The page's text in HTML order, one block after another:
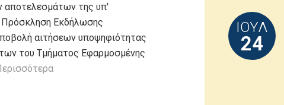
αποτελεσμάτων της υπ'
Πρόσκληση Εκδήλωσης
αιτήσεων υποψηφιότητας
του Τμήματος Εφαρμοσμένης
ΙΟΎΛ
24